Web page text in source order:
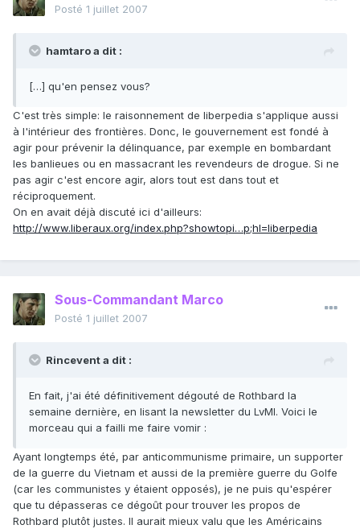
Posté 1 juillet 2007
hamtaro a dit :
[…] qu'en pensez vous?
C'est très simple: le raisonnement de liberpedia s'applique aussi
à l'intérieur des frontières. Donc, le gouvernement est fondé à
agir pour prévenir la délinquance, par exemple en bombardant
les banlieues ou en massacrant les revendeurs de drogue. Si ne
pas agir c'est encore agir, alors tout est dans tout et
réciproquement.
On en avait déjà discuté ici d'ailleurs:
http://www.liberaux.org/index.php?showtopi…p;hl=liberpedia
Sous-Commandant Marco
Posté 1 juillet 2007
Rincevent a dit :
En fait, j'ai été définitivement dégouté de Rothbard la
semaine dernière, en lisant la newsletter du LvMI. Voici le
morceau qui a failli me faire vomir :
Ayant longtemps été, par anticommunisme primaire, un supporter
de la guerre du Vietnam et aussi de la première guerre du Golfe
(car les communistes y étaient opposés), je ne puis qu'espérer
que tu dépasseras ce dégoût pour trouver les propos de
Rothbard plutôt justes. Il aurait mieux valu que les Américains